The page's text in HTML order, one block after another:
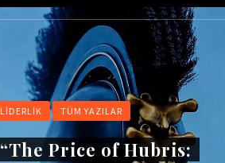
LIDERLIK TÜM YAZILAR
“The Price of Hubris: